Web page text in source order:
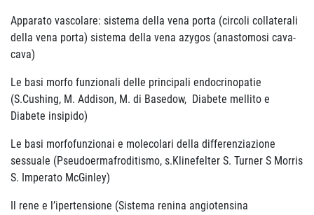
Apparato vascolare: sistema della vena porta (circoli collaterali
della vena porta) sistema della vena azygos (anastomosi cava-
cava)
Le basi morfo funzionali delle principali endocrinopatie
(S.Cushing, M. Addison, M. di Basedow, Diabete mellito e
Diabete insipido)
Le basi morfofunzionai e molecolari della differenziazione
sessuale (Pseudoermafroditismo, s.Klinefelter S. Turner S Morris
S. Imperato McGinley)
Il rene e l’ipertensione (Sistema renina angiotensina